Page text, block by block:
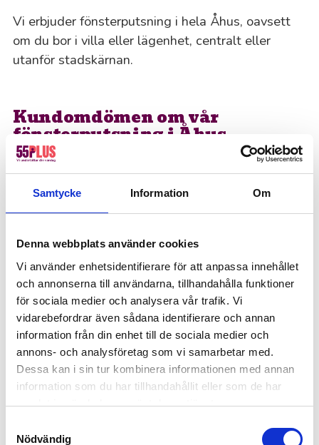
Samtycke Information Om
Denna webbplats använder cookies
Vi använder enhetsidentifierare för att anpassa innehållet
och annonserna till användarna, tillhandahålla funktioner
för sociala medier och analysera vår trafik. Vi
vidarebefordrar även sådana identifierare och annan
information från din enhet till de sociala medier och
annons- och analysföretag som vi samarbetar med.
Dessa kan i sin tur kombinera informationen med annan
information som du har tillhandahållit eller som de har
samlat in när du har använt deras tjänster.
Nödvändig
Vi erbjuder fönsterputsning i hela Åhus, oavsett
om du bor i villa eller lägenhet, centralt eller
utanför stadskärnan.
Kundomdömen om vår
fönsterputsning i Åhus
Fönsterputs: Mycket bra och prisvärt. Trevlig personal.
Anders E
Boka din fönsterputs i Åhus
idag!
Varje vecka hjälper vi kunder i Åhus med allt från
fönsterputsning till diverse hem- och
företagstjänster. Vår höga servicenivå gör att du
kan slappna av och vara trygg i att vi tar ansvar
för hela processen. Fyll i formuläret och berätta
vad du behöver hjälp med, så hör vi av oss så fort
vi kan.